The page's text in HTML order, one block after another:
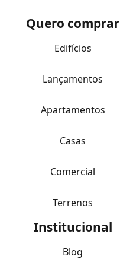
Quero comprar
Edifícios
Lançamentos
Apartamentos
Casas
Comercial
Terrenos
Institucional
Blog